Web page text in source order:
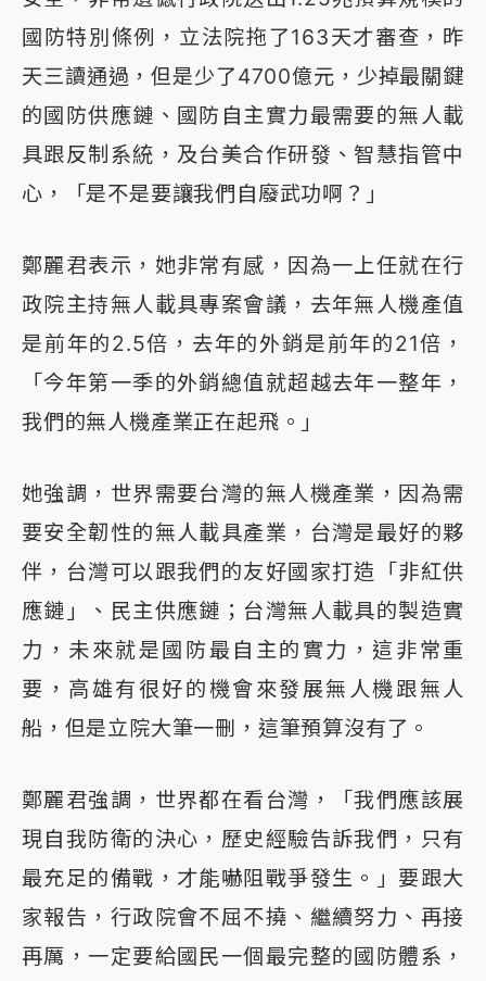
國防特別條例，立法院拖了163天才審查，昨
天三讀通過，但是少了4700億元，少掉最關鍵
的國防供應鏈、國防自主實力最需要的無人載
具跟反制系統，及台美合作研發、智慧指管中
心，「是不是要讓我們自廢武功啊？」
鄭麗君表示，她非常有感，因為一上任就在行
政院主持無人載具專案會議，去年無人機產值
是前年的2.5倍，去年的外銷是前年的21倍，
「今年第一季的外銷總值就超越去年一整年，
我們的無人機產業正在起飛。」
她強調，世界需要台灣的無人機產業，因為需
要安全韌性的無人載具產業，台灣是最好的夥
伴，台灣可以跟我們的友好國家打造「非紅供
應鏈」、民主供應鏈；台灣無人載具的製造實
力，未來就是國防最自主的實力，這非常重
要，高雄有很好的機會來發展無人機跟無人
船，但是立院大筆一刪，這筆預算沒有了。
鄭麗君強調，世界都在看台灣，「我們應該展
現自我防衛的決心，歷史經驗告訴我們，只有
最充足的備戰，才能嚇阻戰爭發生。」要跟大
家報告，行政院會不屈不撓、繼續努力、再接
再厲，一定要給國民一個最完整的國防體系，